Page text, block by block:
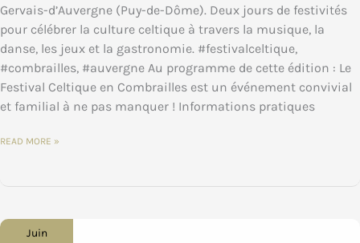
Gervais-d’Auvergne (Puy-de-Dôme). Deux jours de festivités
pour célébrer la culture celtique à travers la musique, la
danse, les jeux et la gastronomie. #festivalceltique,
#combrailles, #auvergne Au programme de cette édition : Le
Festival Celtique en Combrailles est un événement convivial
et familial à ne pas manquer ! Informations pratiques
PLONGEZ
DU
EN
COMBRAILLES
READ MORE »
Juin